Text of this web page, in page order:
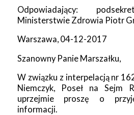
Odpowiadający:
Ministerstwie Zdrowia Piotr
Warszawa, 04-12-2017
Szanowny Panie Marszałku,
W związku z interpelacją nr
Niemczyk, Poseł na Sejm
uprzejmie proszę o
informacji.